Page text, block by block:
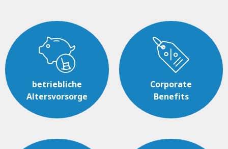
betriebliche
Altersvorsorge
Corporate
Benefits